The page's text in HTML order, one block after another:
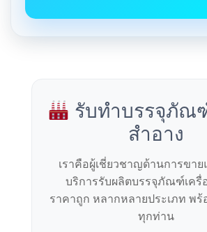
รับทำบรรจุภัณ
สำอาง
เราคือผู้เชี่ยวชาญด้านการขาย
บริการรับผลิตบรรจุภัณฑ์เครื่
ราคาถูก หลากหลายประเภท พร้
ทุกท่าน